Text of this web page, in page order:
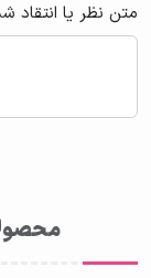
متن نظر یا انتقاد